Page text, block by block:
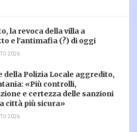
la revoca della villa a
e l’antimafia (?) di oggi
2026
della Polizia Locale aggredito,
«Più controlli,
e certezza delle sanzioni
città più sicura»
2026